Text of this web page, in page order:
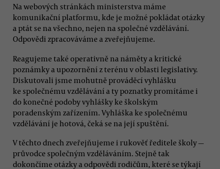
Na webových stránkách ministerstva máme
komunikační platformu, kde je možné pokládat otázky
a ptát se na všechno, nejen na společné vzdělávání.
Odpovědi zpracováváme a zveřejňujeme.
Reagujeme také operativně na náměty a kritické
poznámky a upozornění z terénu v oblasti legislativy.
Diskutovali jsme mohutně prováděcí vyhlášku
ke společnému vzdělávání a ty poznatky promítáme i
do konečné podoby vyhlášky ke školským
poradenským zařízením. Vyhláška ke společnému
vzdělávání je hotová, čeká se na její spuštění.
V těchto dnech zveřejňujeme i rukověť ředitele školy —
průvodce společným vzděláváním. Stejně tak
dokončíme otázky a odpovědi rodičům, které se týkají